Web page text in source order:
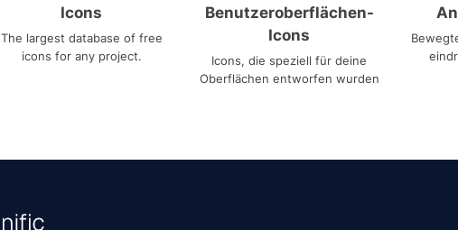
Icons
The largest database of free
icons for any project.
Benutzeroberflächen-
Icons
Icons, die speziell für deine
Oberflächen entworfen wurden